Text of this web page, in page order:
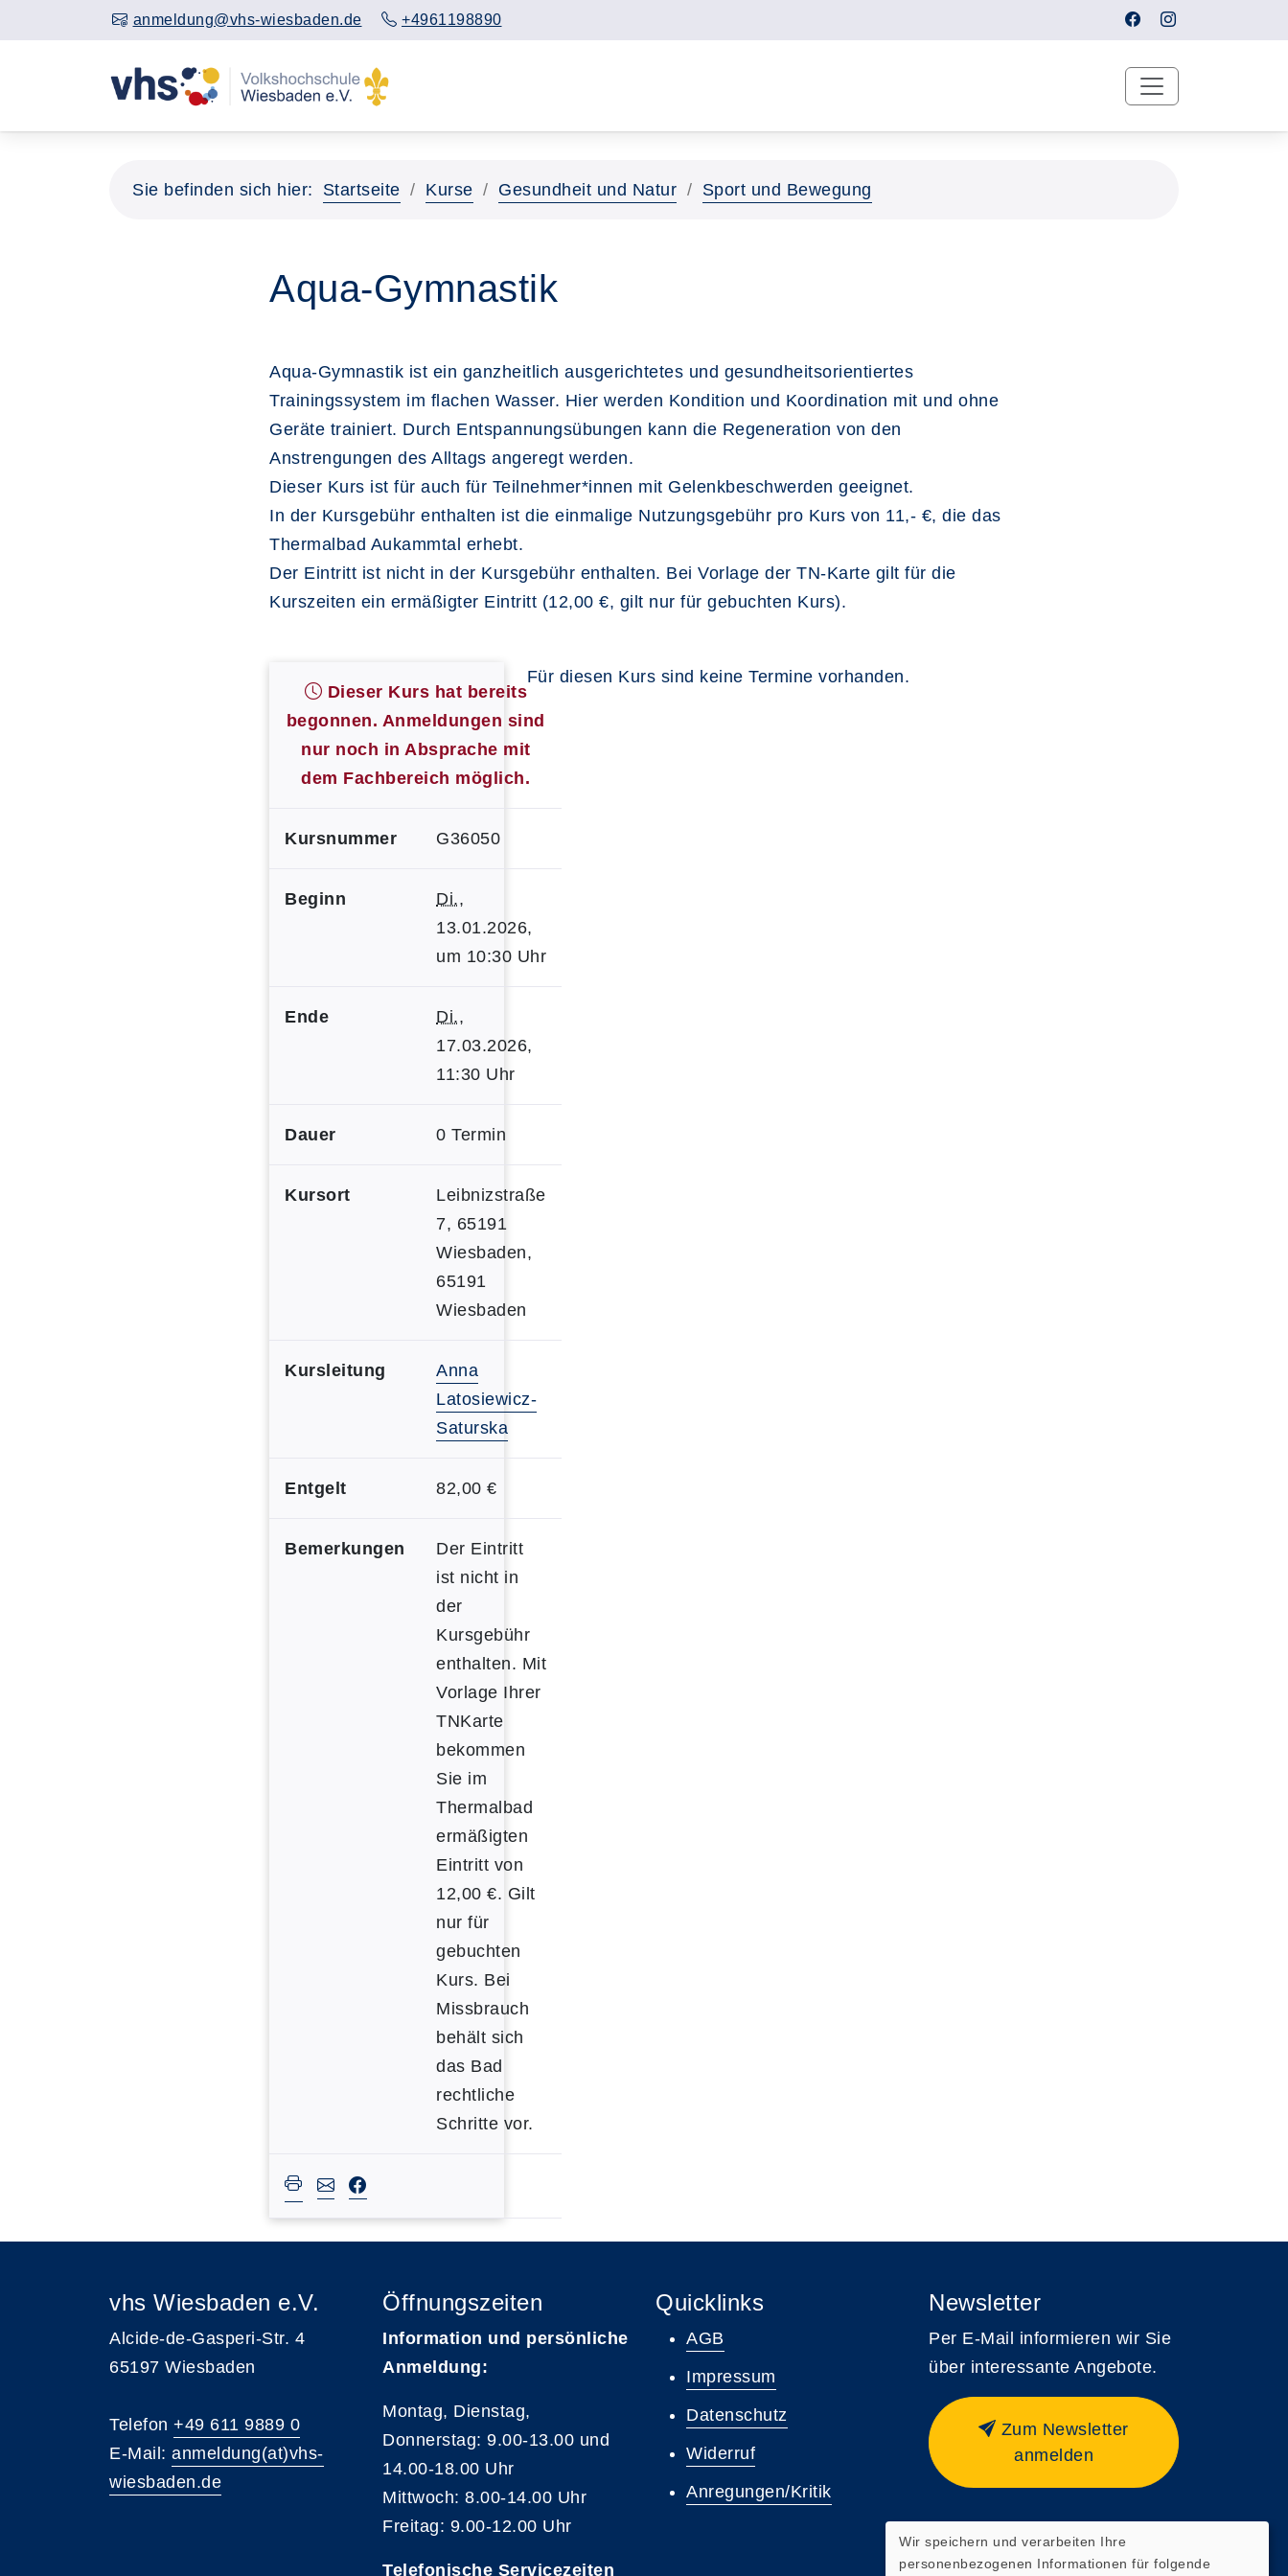
anmeldung@vhs-wiesbaden.de +4961198890
Sie befinden sich hier: Startseite Kurse Gesundheit und Natur Sport und Bewegung
Aqua-Gymnastik
Aqua-Gymnastik ist ein ganzheitlich ausgerichtetes und gesundheitsorientiertes
Trainingssystem im flachen Wasser. Hier werden Kondition und Koordination mit und ohne
Geräte trainiert. Durch Entspannungsübungen kann die Regeneration von den
Anstrengungen des Alltags angeregt werden.
Dieser Kurs ist für auch für Teilnehmer*innen mit Gelenkbeschwerden geeignet.
In der Kursgebühr enthalten ist die einmalige Nutzungsgebühr pro Kurs von 11,- €, die das
Thermalbad Aukammtal erhebt.
Der Eintritt ist nicht in der Kursgebühr enthalten. Bei Vorlage der TN-Karte gilt für die
Kurszeiten ein ermäßigter Eintritt (12,00 €, gilt nur für gebuchten Kurs).
Dieser Kurs hat bereits
begonnen. Anmeldungen sind
nur noch in Absprache mit
dem Fachbereich möglich.
Kursnummer G36050
Beginn Di.,
13.01.2026,
um 10:30 Uhr
Ende Di.,
17.03.2026,
11:30 Uhr
Dauer 0 Termin
Kursort
Leibnizstraße
7, 65191
Wiesbaden,
65191
Wiesbaden
Kursleitung
Anna
Latosiewicz-
Saturska
Entgelt 82,00 €
Bemerkungen
Der Eintritt
ist nicht in
der
Kursgebühr
enthalten. Mit
Vorlage Ihrer
TNKarte
bekommen
Sie im
Thermalbad
ermäßigten
Eintritt von
12,00 €. Gilt
nur für
gebuchten
Kurs. Bei
Missbrauch
behält sich
das Bad
rechtliche
Schritte vor.
Für diesen Kurs sind keine Termine vorhanden.
vhs Wiesbaden e.V.
Alcide-de-Gasperi-Str. 4
65197 Wiesbaden
Telefon +49 611 9889 0
E-Mail: anmeldung(at)vhs-
wiesbaden.de
Öffnungszeiten
Information und persönliche
Anmeldung:
Montag, Dienstag,
Donnerstag: 9.00-13.00 und
14.00-18.00 Uhr
Mittwoch: 8.00-14.00 Uhr
Freitag: 9.00-12.00 Uhr
Telefonische Servicezeiten
Quicklinks
AGB
Impressum
Datenschutz
Widerruf
Anregungen/Kritik
Newsletter
Per E-Mail informieren wir Sie
über interessante Angebote.
Zum Newsletter
anmelden
Widerrufsformular
Wir speichern und verarbeiten Ihre
personenbezogenen Informationen für folgende